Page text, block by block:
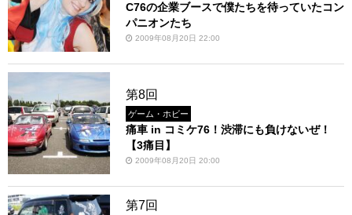
C76の企業ブースで僕たちを待っていたコン
パニオンたち
2009年08月20日 22:00
第8回
ゲーム・ホビー
痛車 in コミケ76！渋滞にも負けないぜ！
【3痛目】
2009年08月20日 20:00
第7回